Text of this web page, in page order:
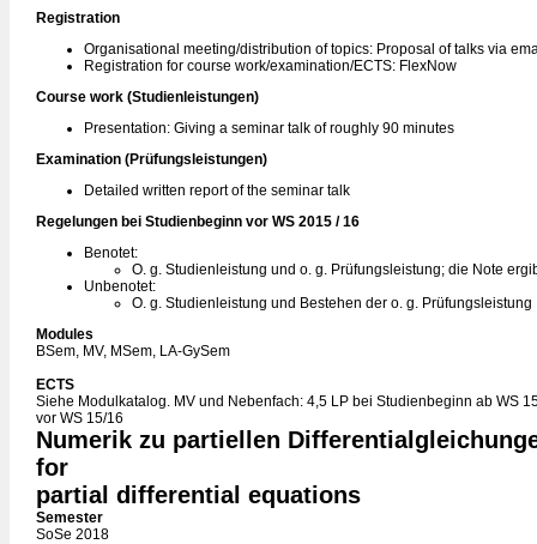
Registration
Organisational meeting/distribution of topics: Proposal of talks via
Registration for course work/examination/ECTS: FlexNow
Course work (Studienleistungen)
Presentation: Giving a seminar talk of roughly 90 minutes
Examination (Prüfungsleistungen)
Detailed written report of the seminar talk
Regelungen bei Studienbeginn vor WS 2015 / 16
Benotet:
O. g. Studienleistung und o. g. Prüfungsleistung; die Note
Unbenotet:
O. g. Studienleistung und Bestehen der o. g. Prüfungsleistung
Modules
BSem, MV, MSem, LA-GySem
ECTS
Siehe Modulkatalog. MV und Nebenfach: 4,5 LP bei Studienbeginn ab WS
vor WS 15/16
Numerik zu partiellen
for
partial differential equations
Semester
SoSe 2018